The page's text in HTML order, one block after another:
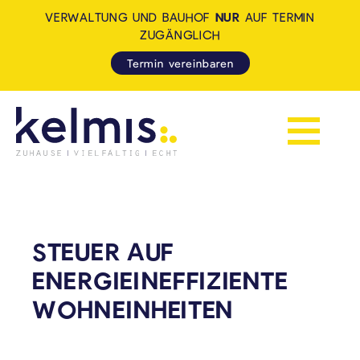
Navigation
VERWALTUNG UND BAUHOF NUR AUF TERMIN
ZUGÄNGLICH
Termin vereinbaren
STEUER AUF
ENERGIEINEFFIZIENTE
WOHNEINHEITEN